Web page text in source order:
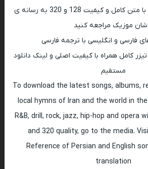
هیپ هاپ و اپرا همراه با متن کامل و کیفیت 128 و 320 به رسانه ی
موزیک مراجعه کنید
فارسی و انگلیسی با ترجمه فارسی
کامل همراه با کیفیت اصلی و لینک دانلود
مستقیم
To download the latest songs, albums,
local hymns of Iran and the world in
R&B, drill, rock, jazz, hip-hop and opera
and 320 quality, go to the media.
Reference of Persian and English
translation